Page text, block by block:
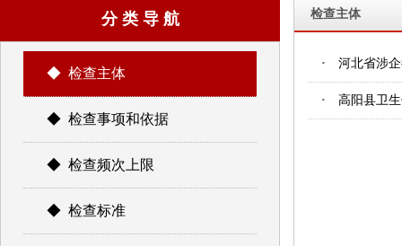
分 类 导 航
◆ 检查主体
◆ 检查事项和依据
◆ 检查频次上限
◆ 检查标准
检查主体
· 河北省涉
· 高阳县卫